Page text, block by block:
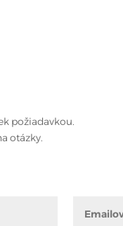
požiadavkou.
otázky.